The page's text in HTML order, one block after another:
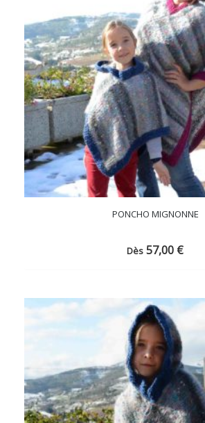
PONCHO MIGNONNE
Dès 57,00 €